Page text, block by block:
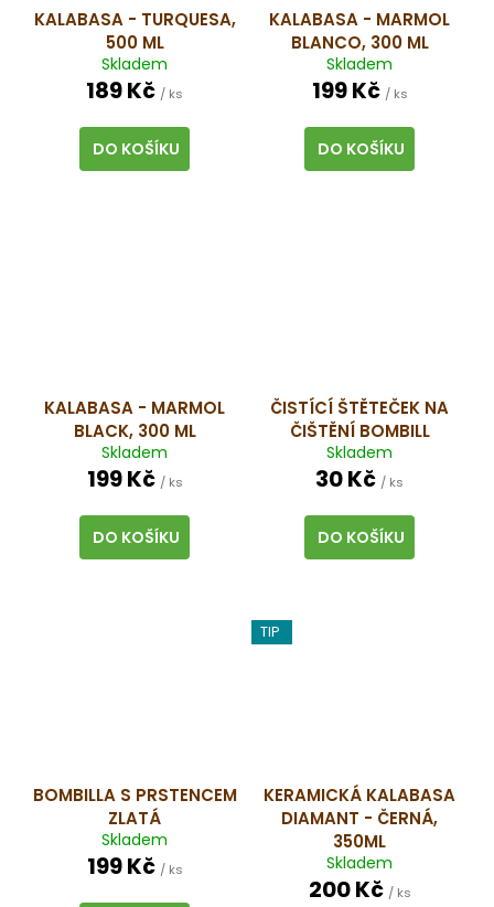
KALABASA - TURQUESA,
500 ML
Skladem
189 Kč / ks
DO KOŠÍKU
KALABASA - MARMOL
BLANCO, 300 ML
Skladem
199 Kč / ks
DO KOŠÍKU
KALABASA - MARMOL
BLACK, 300 ML
Skladem
199 Kč / ks
DO KOŠÍKU
ČISTÍCÍ ŠTĚTEČEK NA
ČIŠTĚNÍ BOMBILL
Skladem
30 Kč / ks
DO KOŠÍKU
BOMBILLA S PRSTENCEM
ZLATÁ
Skladem
199 Kč / ks
TIP
KERAMICKÁ KALABASA
DIAMANT - ČERNÁ,
350ML
Skladem
200 Kč / ks